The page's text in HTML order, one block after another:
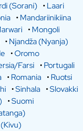
(Sorani) •Laari
•Mandariinikiina
•Mongoli
•Njandža (Nyanja)
•Oromo
Farsi •Portugali
•Romania •Ruotsi
•Sinhala •Slovakki
•Suomi